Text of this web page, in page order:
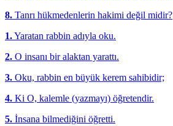
8. Tanrı hükmedenlerin hakimi değil midir?
1.Yaratan rabbin adıyla oku.
2. O insanı bir alaktan yarattı.
3. Oku, rabbin en büyük kerem sahibidir;
4. Ki O, kalemle (yazmayı) öğretendir.
5. İnsana bilmediğini öğretti.